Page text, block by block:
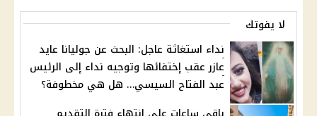
لا يفوتك
نداء استغاثة عاجل: البحث عن جوليانا عايد
عازر عقب إختفائها وتوجيه نداء إلى الرئيس
عبد الفتاح السيسي… هل هي مخطوفة؟